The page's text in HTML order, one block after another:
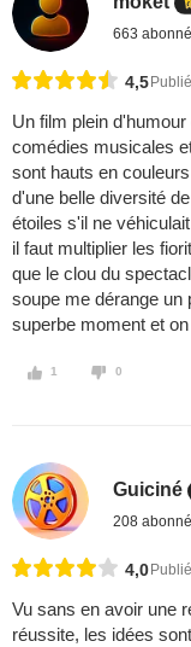
663
4,5
Un film plein
comédies musicales
sont hauts en
d'une belle diversité
étoiles s'il ne
il faut multiplier les
que le clou du
soupe me dérange un
superbe moment et
1 0
Guiciné
208
4,0
Vu sans en avoir une
réussite, les idées